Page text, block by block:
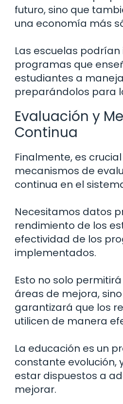
futuro, sino que
una economía más
Las escuelas
programas que
estudiantes a
preparándolos para
Evaluación y
Continua
Finalmente, es
mecanismos de
continua en el
Necesitamos datos
rendimiento de los
efectividad de los
implementados.
Esto no solo
áreas de mejora,
garantizará que los
utilicen de manera
La educación es un
constante evolución,
estar dispuestos a
mejorar.